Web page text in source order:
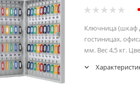
Ключница (шкаф
гостиницах,
мм. Вес 4,5 кг.